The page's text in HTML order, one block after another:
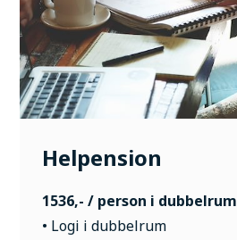
Helpension
1536,- / person i dubbelrum
• Logi i dubbelrum